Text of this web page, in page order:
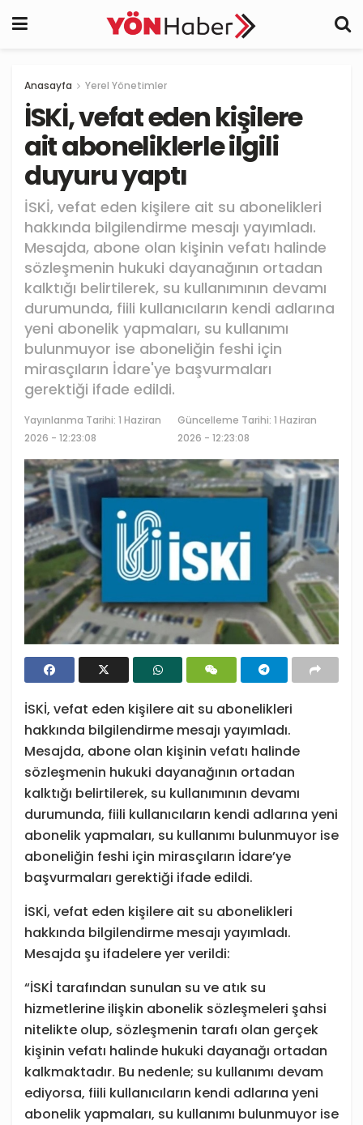
Anasayfa Yerel Yönetimler
İSKİ, vefat eden kişilere
ait aboneliklerle ilgili
duyuru yaptı
İSKİ, vefat eden kişilere ait su abonelikleri
hakkında bilgilendirme mesajı yayımladı.
Mesajda, abone olan kişinin vefatı halinde
sözleşmenin hukuki dayanağının ortadan
kalktığı belirtilerek, su kullanımının devamı
durumunda, fiili kullanıcıların kendi adlarına
yeni abonelik yapmaları, su kullanımı
bulunmuyor ise aboneliğin feshi için
mirasçıların İdare'ye başvurmaları
gerektiği ifade edildi.
Yayınlanma Tarihi: 1 Haziran
2026 - 12:23:08
Güncelleme Tarihi: 1 Haziran
2026 - 12:23:08
İSKİ, vefat eden kişilere ait su abonelikleri
hakkında bilgilendirme mesajı yayımladı.
Mesajda, abone olan kişinin vefatı halinde
sözleşmenin hukuki dayanağının ortadan
kalktığı belirtilerek, su kullanımının devamı
durumunda, fiili kullanıcıların kendi adlarına yeni
abonelik yapmaları, su kullanımı bulunmuyor ise
aboneliğin feshi için mirasçıların İdare’ye
başvurmaları gerektiği ifade edildi.
İSKİ, vefat eden kişilere ait su abonelikleri
hakkında bilgilendirme mesajı yayımladı.
Mesajda şu ifadelere yer verildi:
“İSKİ tarafından sunulan su ve atık su
hizmetlerine ilişkin abonelik sözleşmeleri şahsi
nitelikte olup, sözleşmenin tarafı olan gerçek
kişinin vefatı halinde hukuki dayanağı ortadan
kalkmaktadır. Bu nedenle; su kullanımı devam
ediyorsa, fiili kullanıcıların kendi adlarına yeni
abonelik yapmaları, su kullanımı bulunmuyor ise